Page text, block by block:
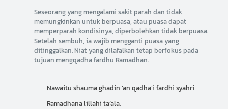
Seseorang yang mengalami sakit parah dan tidak
memungkinkan untuk berpuasa, atau puasa dapat
memperparah kondisinya, diperbolehkan tidak berpuasa.
Setelah sembuh, ia wajib mengganti puasa yang
ditinggalkan. Niat yang dilafalkan tetap berfokus pada
tujuan mengqadha fardhu Ramadhan.
Nawaitu shauma ghadin ‘an qadha’i fardhi syahri
Ramadhana lillahi ta’ala.